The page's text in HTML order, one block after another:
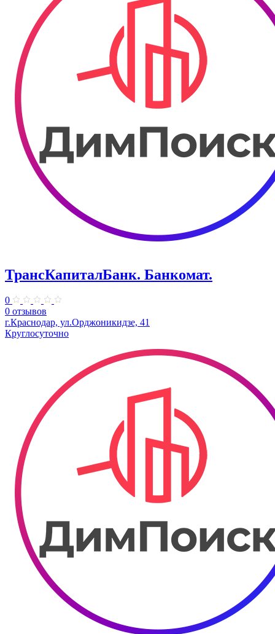
ТрансКапиталБанк. Банкомат.
0
0 отзывов
г.Краснодар, ул.​Орджоникидзе, 41
Круглосуточно